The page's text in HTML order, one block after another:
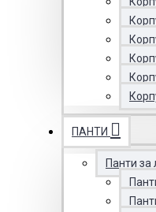
ПАНТИ
Панти за